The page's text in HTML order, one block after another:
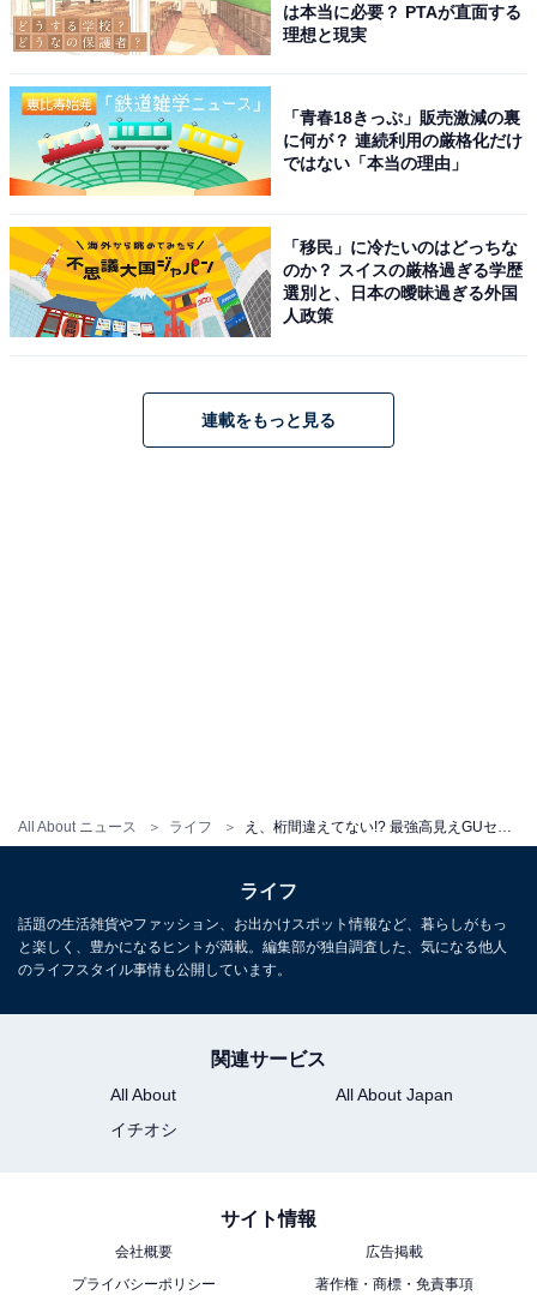
All About ニュース ライフ
ショートパンツでアクティブスタイルも可愛い。
コーデ3
キレイめ感プラスがカッコいい！
は本当に必要？ PTAが直面する
理想と現実
「青春18きっぷ」販売激減の裏
に何が？ 連続利用の厳格化だけ
ではない「本当の理由」
「移民」に冷たいのはどっちな
のか？ スイスの厳格過ぎる学歴
選別と、日本の曖昧過ぎる外国
人政策
連載をもっと見る
ライフ
話題の生活雑貨やファッション、お出かけスポット情報など、暮らしがもっ
と楽しく、豊かになるヒントが満載。編集部が独自調査した、気になる他人
のライフスタイル事情も公開しています。
関連サービス
All About
All About Japan
イチオシ
サイト情報
会社概要
広告掲載
プライバシーポリシー
著作権・商標・免責事項